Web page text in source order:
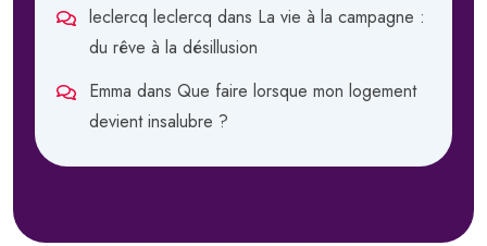
leclercq leclercq dans La vie à la campagne :
du rêve à la désillusion
Emma dans Que faire lorsque mon logement
devient insalubre ?